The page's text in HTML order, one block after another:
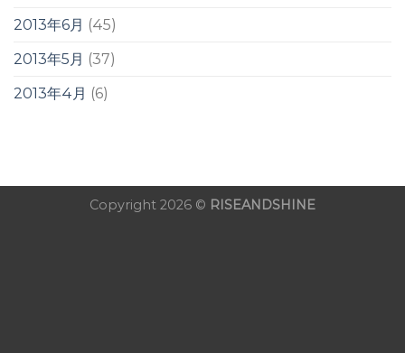
2013年6月 (45)
2013年5月 (37)
2013年4月 (6)
Copyright 2026 © RISEANDSHINE